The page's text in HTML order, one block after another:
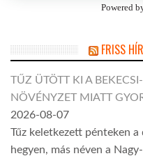
Powered
FRISS
TŰZ ÜTÖTT KI A
NÖVÉNYZET MIATT
2026-08-07
Tűz keletkezett pénteken
hegyen, más néven a